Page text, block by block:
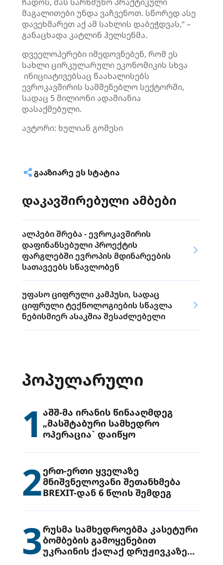
მაგალითები უნდა ვაჩვენოთ. სწორედ ასე
დავეხმარეთ აქ ამ სახლის დაბეჭდვას,“ –
განაცხადა კატლინ ჰელსენმა.
დვეელოპერები იმედოვნებენ, რომ ეს
სახლი ცირკულარული ეკონომიკის სხვა
ინიციატივებსაც წაახალისებს
ევროკავშირის სამშენებლო სექტორში,
სადაც 5 მილიონი ადამიანია
დასაქმებული.
ავტორი: ხულიან გომესი
ᲒᲐᲐᲖᲘᲐᲠᲔ ᲔᲡ ᲡᲢᲐᲢᲘᲐ
დაკავშირებული ამბები
ალპები შრება - ევროკავშირის
დაფინანსებული პროექტის
ფარგლებში ევროპის მდინარეების
სათავეებს სწავლობენ
უფასო ციფრული კამპუსი, სადაც
ციფრული ტექნოლოგიების სწავლა
ნებისმიერ ასაკშია შესაძლებელი
ᲞᲝᲞᲣᲚᲐᲠᲣᲚᲘ
1 აშშ-მა ირანის წინააღმდეგ
„მასშტაბური სამხედრო
ოპერაცია` დაიწყო
2ერთ-ერთი ყველაზე
მნიშვნელოვანი შეთანხმება
BREXIT-დან 6 წლის შემდეგ
3რუსმა სამხედროებმა კასეტური
ბომბების გამოყენებით
უკრაინის ქალაქ დრუჟივკაზე